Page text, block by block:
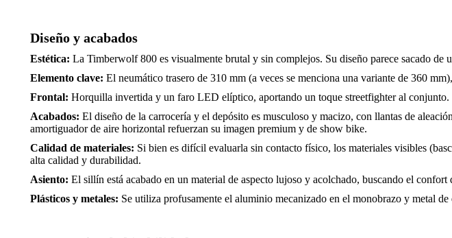
Diseño y acabados
Estética: La Timberwolf 800 es visualmente brutal y sin complejos. Su diseño parece sacado de
Elemento clave: El neumático trasero de 310 mm (a veces se menciona una variante de 360
Frontal: Horquilla invertida y un faro LED elíptico, aportando un toque streetfighter al conjunto.
Acabados: El diseño de la carrocería y el depósito es musculoso y macizo, con llantas de
amortiguador de aire horizontal refuerzan su imagen premium y de show bike.
Calidad de materiales: Si bien es difícil evaluarla sin contacto físico, los materiales visibles
alta calidad y durabilidad.
Asiento: El sillín está acabado en un material de aspecto lujoso y acolchado, buscando el confort
Plásticos y metales: Se utiliza profusamente el aluminio mecanizado en el monobrazo y metal